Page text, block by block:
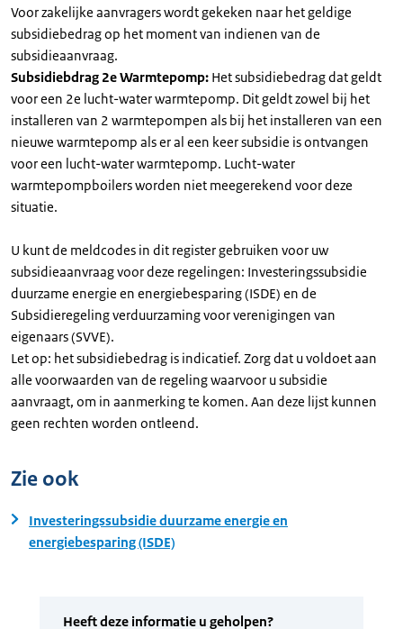
Voor zakelijke aanvragers wordt gekeken naar het geldige
subsidiebedrag op het moment van indienen van de
subsidieaanvraag.
Subsidiebdrag 2e Warmtepomp: Het subsidiebedrag dat geldt
voor een 2e lucht-water warmtepomp. Dit geldt zowel bij het
installeren van 2 warmtepompen als bij het installeren van een
nieuwe warmtepomp als er al een keer subsidie is ontvangen
voor een lucht-water warmtepomp. Lucht-water
warmtepompboilers worden niet meegerekend voor deze
situatie.
U kunt de meldcodes in dit register gebruiken voor uw
subsidieaanvraag voor deze regelingen: Investeringssubsidie
duurzame energie en energiebesparing (ISDE) en de
Subsidieregeling verduurzaming voor verenigingen van
eigenaars (SVVE).
Let op: het subsidiebedrag is indicatief. Zorg dat u voldoet aan
alle voorwaarden van de regeling waarvoor u subsidie
aanvraagt, om in aanmerking te komen. Aan deze lijst kunnen
geen rechten worden ontleend.
Zie ook
Investeringssubsidie duurzame energie en
energiebesparing (ISDE)